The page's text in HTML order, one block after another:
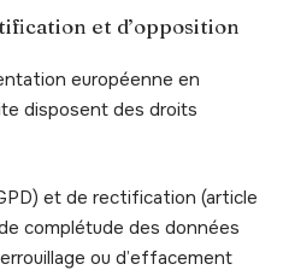
et d’opposition
européenne en
disposent des droits
et de rectification (article
complétude des données
ou d’effacement